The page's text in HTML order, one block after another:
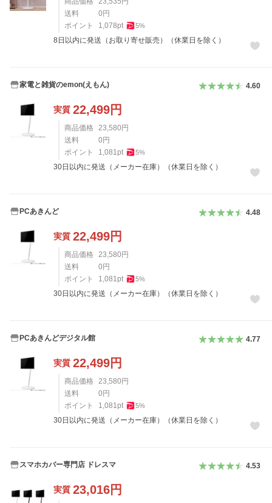
送料
0 円
ポイント
1,078pt 5%
8日以内に発送（お取り寄せ販売）（休業日を除く）
家電と雑貨のemon(えもん) 4.60
実質 22,499円
商品価格 23,580 円
送料
0 円
ポイント
1,081pt 5%
30日以内に発送（メーカー在庫）（休業日を除く）
PCあきんど 4.48
実質 22,499円
商品価格 23,580 円
送料
0 円
ポイント
1,081pt 5%
30日以内に発送（メーカー在庫）（休業日を除く）
PCあきんどデジタル館 4.77
実質 22,499円
商品価格 23,580 円
送料
0 円
ポイント
1,081pt 5%
30日以内に発送（メーカー在庫）（休業日を除く）
スマホカバー専門店 ドレスマ 4.53
実質 23,016円